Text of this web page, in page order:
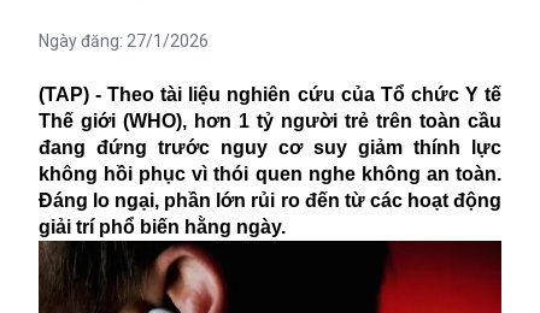
Ngày đăng: 27/1/2026
(TAP) - Theo tài liệu nghiên cứu của Tổ chức Y tế
Thế giới (WHO), hơn 1 tỷ người trẻ trên toàn cầu
đang đứng trước nguy cơ suy giảm thính lực
không hồi phục vì thói quen nghe không an toàn.
Đáng lo ngại, phần lớn rủi ro đến từ các hoạt động
giải trí phổ biến hằng ngày.